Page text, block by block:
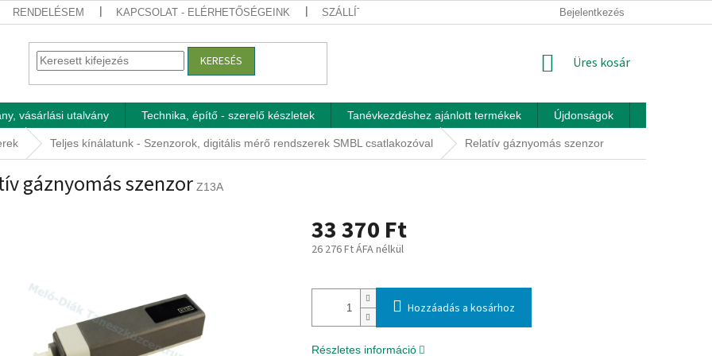
RENDELÉSEM KAPCSOLAT - ELÉRHETŐSÉGEINK SZÁLLÍTÁSI FELTÉTELEK ÜZLETI FELTÉTELEK (ÁSZF)
Bejelentkezés
KERESÉS KOSÁR
Üres kosár
vásárlási utalvány Technika, építő - szerelő készletek Tanévkezdéshez ajánlott termékek Újdonságok
Teljes kínálatunk - Szenzorok, digitális mérő rendszerek SMBL csatlakozóval Relatív gáznyomás szenzor
gáznyomás szenzor Z13A
33 370 Ft
26 276 Ft ÁFA nélkül
Hozzáadás a kosárhoz
Részletes információ